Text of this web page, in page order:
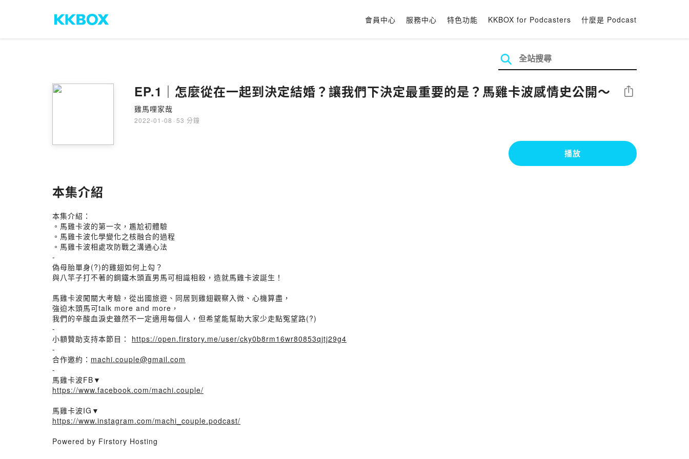
會員中心 服務中心 特色功能 KKBOX for Podcasters 什麼是 Podcast
EP.1｜怎麼從在一起到決定結婚？讓我們下決定最重要的是？馬雞卡波感情史公開～
雞馬哩家哉
2022-01-08 · 53 分鐘
分享
播放
本集介紹
本集介紹：
。馬雞卡波的第一次，尷尬初體驗
。馬雞卡波化學變化之核融合的過程
。馬雞卡波相處攻防戰之溝通心法
-
偽母胎單身(?)的雞翅如何上勾？
與八竿子打不著的鋼鐵木頭直男馬可相識相殺，造就馬雞卡波誕生！
馬雞卡波闖關大考驗，從出國旅遊、同居到雞翅觀察入微、心機算盡，
強迫木頭馬可talk more and more，
我們的辛酸血淚史雖然不一定適用每個人，但希望能幫助大家少走點冤望路(?)
-
小額贊助支持本節目： https://open.firstory.me/user/cky0b8rm16wr80853qjtj29g4
-
合作邀約： machi.couple@gmail.com
-
馬雞卡波FB▼
https://www.facebook.com/machi.couple/
馬雞卡波IG▼
https://www.instagram.com/machi_couple.podcast/
Powered by Firstory Hosting